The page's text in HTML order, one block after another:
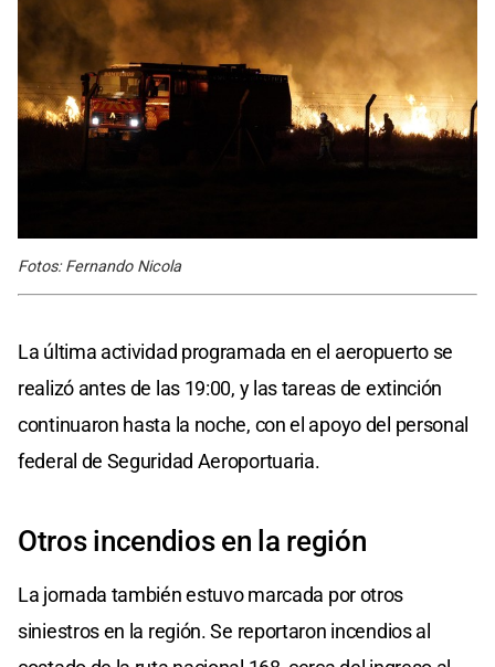
Fotos: Fernando Nicola
La última actividad programada en el aeropuerto se
realizó antes de las 19:00, y las tareas de extinción
continuaron hasta la noche, con el apoyo del personal
federal de Seguridad Aeroportuaria.
Otros incendios en la región
La jornada también estuvo marcada por otros
siniestros en la región. Se reportaron incendios al